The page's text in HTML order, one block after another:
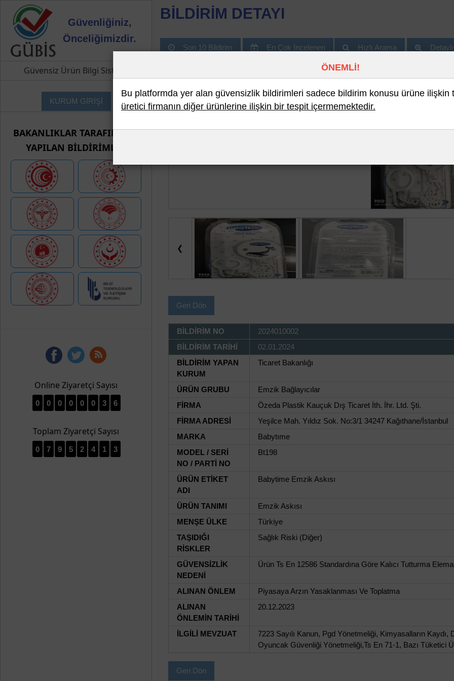
Güvenliğiniz,
Önceliğimizdir.
Güvensiz Ürün Bilgi Sistemi
KURUM GİRİŞİ
BAKANLIKLAR TARAFINDAN
YAPILAN BİLDİRİMLER
Online Ziyaretçi Sayısı
0 0 0 0 0 0 3 6
Toplam Ziyaretçi Sayısı
0 7 9 5 2 4 1 3
BİLDİRİM DETAYI
Son 10 Bildirim En Çok İncelenen Hızlı Arama
❮
Geri Dön
BİLDİRİM NO
2024010002
BİLDİRİM TARİHİ
02.01.2024
BİLDİRİM YAPAN
KURUM
Ticaret Bakanlığı
ÜRÜN GRUBU
Emzik Bağlayıcılar
FİRMA
Özeda Plastik Kauçuk Dış Ticaret İth. İhr. Ltd. Şti.
FİRMA ADRESİ
Yeşilce Mah. Yıldız Sok. No:3/1 34247 Kağıthane/İstanbul
MARKA
Babytıme
MODEL / SERİ
NO / PARTİ NO
Bt198
ÜRÜN ETİKET
ADI
Babytime Emzik Askısı
ÜRÜN TANIMI
Emzik Askısı
MENŞE ÜLKE
Türkiye
TAŞIDIĞI
RİSKLER
Sağlık Riski (Diğer)
GÜVENSİZLİK
NEDENİ
Ürün Ts En 12586 Standardına Göre Kalıcı Tutturma
ALINAN ÖNLEM
Piyasaya Arzın Yasaklanması Ve Toplatma
ALINAN
ÖNLEMİN TARİHİ
20.12.2023
İLGİLİ MEVZUAT
7223 Sayılı Kanun, Pgd Yönetmeliği, Kimyasalların
Oyuncak Güvenliği Yönetmeliği,Ts En 71-1, Bazı Tüketici
Geri Dön
ÖNEMLİ!
Bu platformda yer alan güvensizlik bildirimleri sadece bildirim konusu ürüne ilişkin
üretici firmanın diğer ürünlerine ilişkin bir tespit içermemektedir.